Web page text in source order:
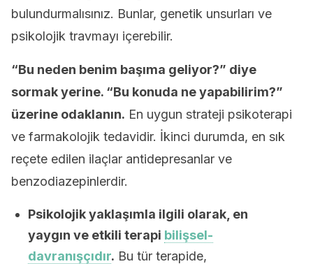
bulundurmalısınız. Bunlar, genetik unsurları ve
psikolojik travmayı içerebilir.
“Bu neden benim başıma geliyor?” diye
sormak yerine. “Bu konuda ne yapabilirim?”
üzerine odaklanın. En uygun strateji psikoterapi
ve farmakolojik tedavidir. İkinci durumda, en sık
reçete edilen ilaçlar antidepresanlar ve
benzodiazepinlerdir.
Psikolojik yaklaşımla ilgili olarak, en
yaygın ve etkili terapi bilişsel-
davranışçıdır. Bu tür terapide,